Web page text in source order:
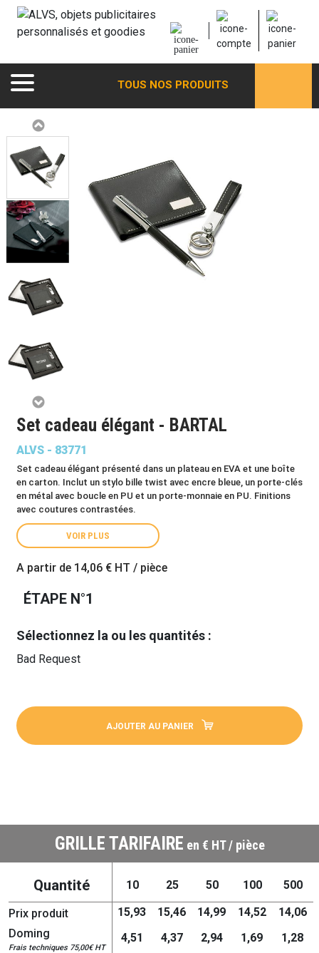
TOUS NOS PRODUITS
Set cadeau élégant - BARTAL
ALVS - 83771
Set cadeau élégant présenté dans un plateau en EVA et une boîte
en carton. Inclut un stylo bille twist avec encre bleue, un porte-clés
en métal avec boucle en PU et un porte-monnaie en PU. Finitions
avec coutures contrastées.
VOIR PLUS
A partir de 14,06 € HT / pièce
ÉTAPE N°1
Sélectionnez la ou les quantités :
Bad Request
AJOUTER AU PANIER
GRILLE TARIFAIRE en € HT / pièce
Quantité 10 25 50 100 500
Prix produit 15,93 15,46 14,99 14,52
14,06
Doming
Frais techniques 75,00€ HT
4,51 4,37 2,94 1,69
1,28